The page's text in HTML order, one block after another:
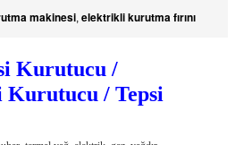
makinesi, elektrikli kurutma fırını
Kurutucu /
Kurutucu / Tepsi